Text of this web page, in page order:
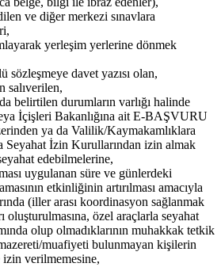
ve diğer merkezi sınavlara
yerleşim yerlerine dönmek
sözleşmeye davet yazısı olan,
salıverilen,
belirtilen durumların varlığı halinde
İçişleri Bakanlığına ait E-BAŞVURU
ya da Valilik/Kaymakamlıklara
Seyahat İzin Kurullarından izin almak
edebilmelerine,
uygulanan süre ve günlerdeki
etkinliğinin artırılması amacıyla
(iller arası koordinasyon sağlanmak
oluşturulmasına, özel araçlarla seyahat
olup olmadıklarının muhakkak tetkik
muafiyeti bulunmayan kişilerin
izin verilmemesine,